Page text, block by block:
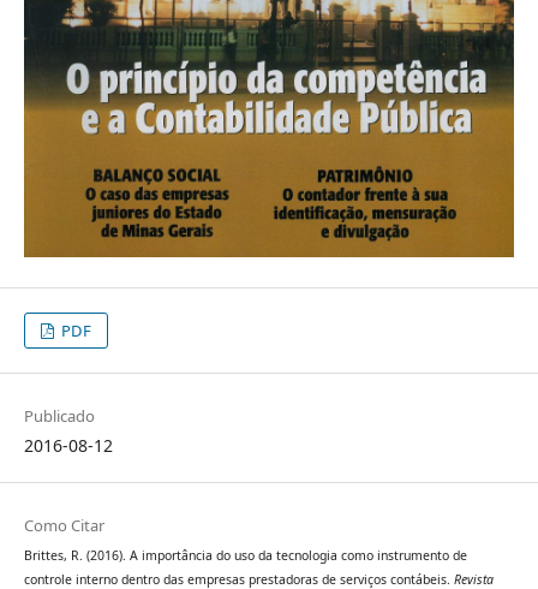
PDF
Publicado
2016-08-12
Como Citar
Brittes, R. (2016). A importância do uso da tecnologia como instrumento de
controle interno dentro das empresas prestadoras de serviços contábeis. Revista